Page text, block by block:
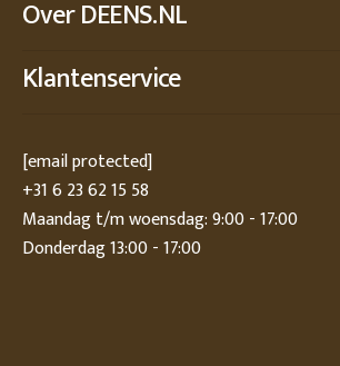
Over DEENS.NL
Klantenservice
[email protected]
+31 6 23 62 15 58
Maandag t/m woensdag: 9:00 - 17:00
Donderdag 13:00 - 17:00